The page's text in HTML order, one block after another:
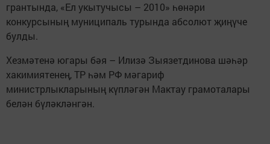
грантында, «Ел укытучысы – 2010» һөнәри
конкурсының муниципаль турында абсолют җиңүче
булды.
Хезмәтенә югары бәя – Илизә Зыязетдинова шәһәр
хакимиятенең, ТР һәм РФ мәгариф
министрлыкларының күпләгән Мактау грамоталары
белән бүләкләнгән.